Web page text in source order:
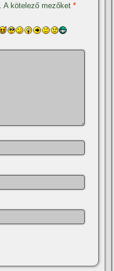
A kötelező mezőket*